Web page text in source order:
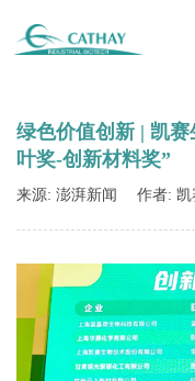
绿色价值创新 | 凯
叶奖-创新材料奖”
来源: 澎湃新闻 作者: 凯